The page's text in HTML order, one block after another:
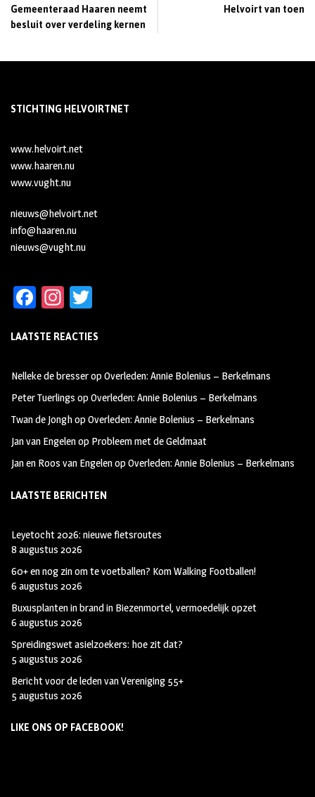
Gemeenteraad Haaren neemt
besluit over verdeling kernen
Helvoirt van toen
STICHTING HELVOIRTNET
www.helvoirt.net
www.haaren.nu
www.vught.nu
nieuws@helvoirt.net
info@haaren.nu
nieuws@vught.nu
Fa
b
oo
k
In
ag
m
tt
LAATSTE REACTIES
Nelleke de bresseropOverleden: Annie Bolenius – Berkelmans
Peter Tuerlings opOverleden: Annie Bolenius – Berkelmans
Twan de JonghopOverleden: Annie Bolenius – Berkelmans
Jan van Engelenop Probleem met de Geldmaat
Jan en Roos van EngelenopOverleden: Annie Bolenius – Berkelmans
LAATSTE BERICHTEN
Leyetocht 2026: nieuwe fietsroutes
8 augustus 2026
60+ en nog zin om te voetballen? Kom Walking Footballen!
6 augustus 2026
Buxusplanten in brand in Biezenmortel, vermoedelijk opzet
6 augustus 2026
Spreidingswet asielzoekers: hoe zit dat?
5 augustus 2026
Bericht voor de leden van Vereniging 55+
5 augustus 2026
LIKE ONS OP FACEBOOK!